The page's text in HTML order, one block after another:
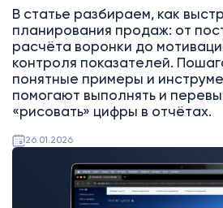
В статье разбираем, как
планирования продаж: от
расчёта воронки до
контроля показателей.
понятные примеры и
помогают выполнять и
«рисовать» цифры в отчётах.
26.01.2026
Битрикс24
Интеграции